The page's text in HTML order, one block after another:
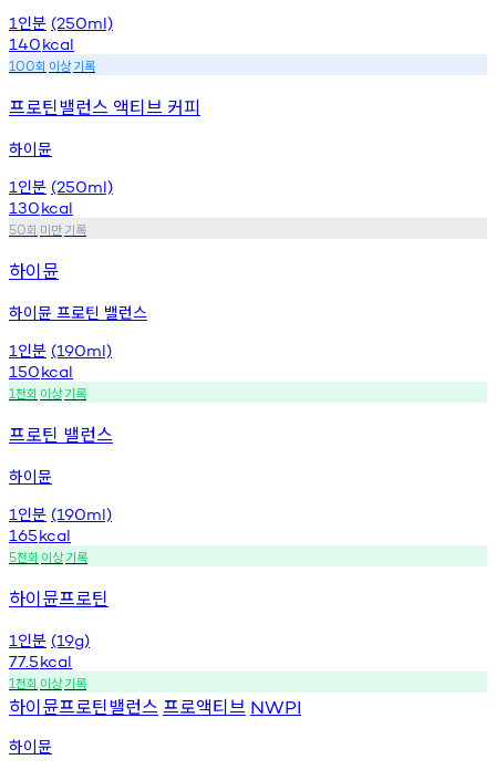
1 인분 (250ml)
140kcal
100회 이상기록
프로틴밸런스 액티브 커피
하이뮨
1 인분 (250ml)
130kcal
50회 미만기록
하이뮨
하이뮨 프로틴 밸런스
1 인분 (190ml)
150kcal
1천회 이상기록
프로틴 밸런스
하이뮨
1 인분 (190ml)
165kcal
5천회 이상기록
하이뮨프로틴
1 인분 (19g)
77.5kcal
1천회 이상기록
하이뮨프로틴밸런스 프로액티브 NWPI
하이뮨